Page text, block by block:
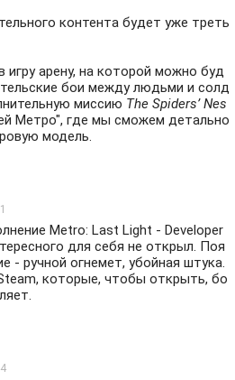
контента будет уже треть
игру арену, на которой можно буд
бои между людьми и солд
миссию The Spiders’ Nes
Метро", где мы сможем детально
модель.
Metro: Last Light - Developer
для себя не открыл. Поя
- ручной огнемет, убойная штука.
которые, чтобы открыть, бо